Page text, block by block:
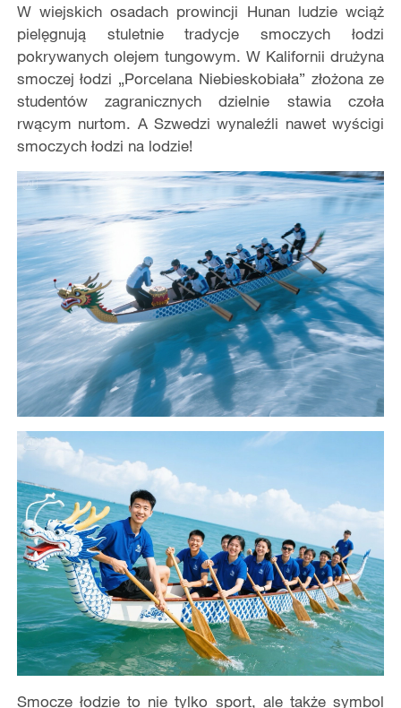
W wiejskich osadach prowincji Hunan ludzie wciąż
pielęgnują stuletnie tradycje smoczych łodzi
pokrywanych olejem tungowym. W Kalifornii drużyna
smoczej łodzi „Porcelana Niebieskobiała” złożona ze
studentów zagranicznych dzielnie stawia czoła
rwącym nurtom. A Szwedzi wynaleźli nawet wyścigi
smoczych łodzi na lodzie!
Smocze łodzie to nie tylko sport, ale także symbol